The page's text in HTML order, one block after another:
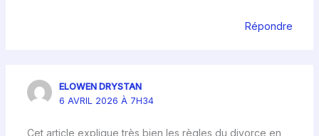
Répondre
ELOWEN DRYSTAN
6 AVRIL 2026 À 7H34
Cet article explique très bien les règles du divorce en